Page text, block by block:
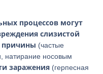
процессов могут
слизистой
(частые
натирание носовым
заражения (герпесная